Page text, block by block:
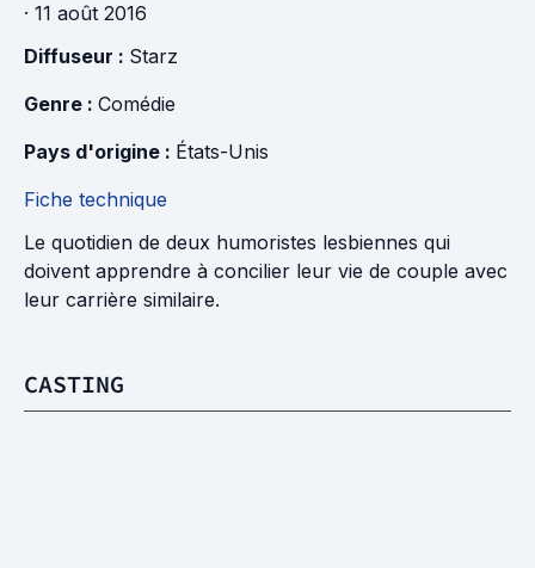
· 11 août 2016
Diffuseur : Starz
Genre : Comédie
Pays d'origine : États-Unis
Fiche technique
Le quotidien de deux humoristes lesbiennes qui
doivent apprendre à concilier leur vie de couple avec
leur carrière similaire.
CASTING